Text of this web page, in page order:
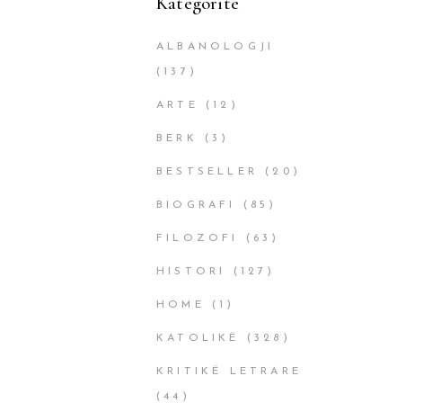
ALBANOLOGJI
(137)
ARTE (12)
BERK (3)
BESTSELLER (20)
BIOGRAFI (85)
FILOZOFI (63)
HISTORI (127)
HOME (1)
KATOLIKË (328)
KRITIKË LETRARE
(44)